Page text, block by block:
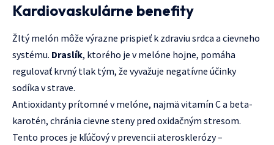
Kardiovaskulárne benefity
Žltý melón môže výrazne prispieť k zdraviu srdca a cievneho
systému. Draslík, ktorého je v melóne hojne, pomáha
regulovať krvný tlak tým, že vyvažuje negatívne účinky
sodíka v strave.
Antioxidanty prítomné v melóne, najmä vitamín C a beta-
karotén, chránia cievne steny pred oxidačným stresom.
Tento proces je kľúčový v prevencii aterosklerózy –